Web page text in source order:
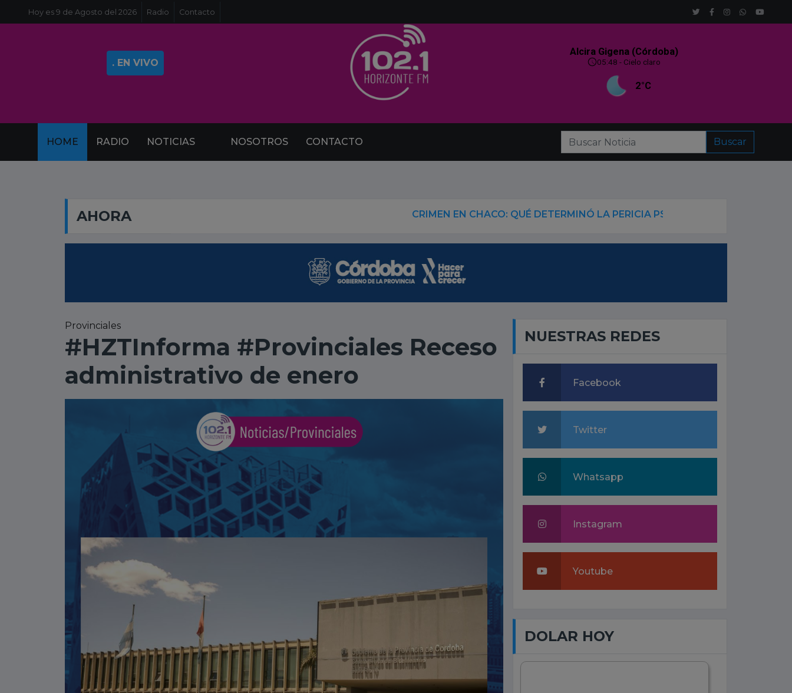
Hoy es 9 de Agosto del 2026 Radio Contacto
. EN VIVO
HOME RADIO NOTICIAS NOSOTROS CONTACTO Buscar
AHORA CRIMEN EN CHACO: QUÉ DETERMINÓ LA PERICIA PSIQUIÁTRICA A VICTORIA CANTERO
Provinciales
#HZTInforma #Provinciales Receso
administrativo de enero
NUESTRAS REDES
Facebook
Twitter
Whatsapp
Instagram
Youtube
DOLAR HOY